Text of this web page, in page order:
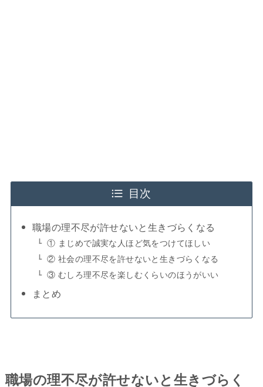
目次
職場の理不尽が許せないと生きづらくなる
① まじめで誠実な人ほど気をつけてほしい
② 社会の理不尽を許せないと生きづらくなる
③ むしろ理不尽を楽しむくらいのほうがいい
まとめ
職場の理不尽が許せないと生きづらく